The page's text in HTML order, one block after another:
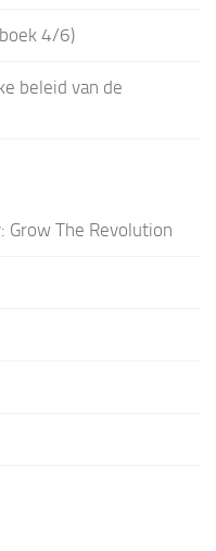
4/6)
beleid van de
Grow The Revolution